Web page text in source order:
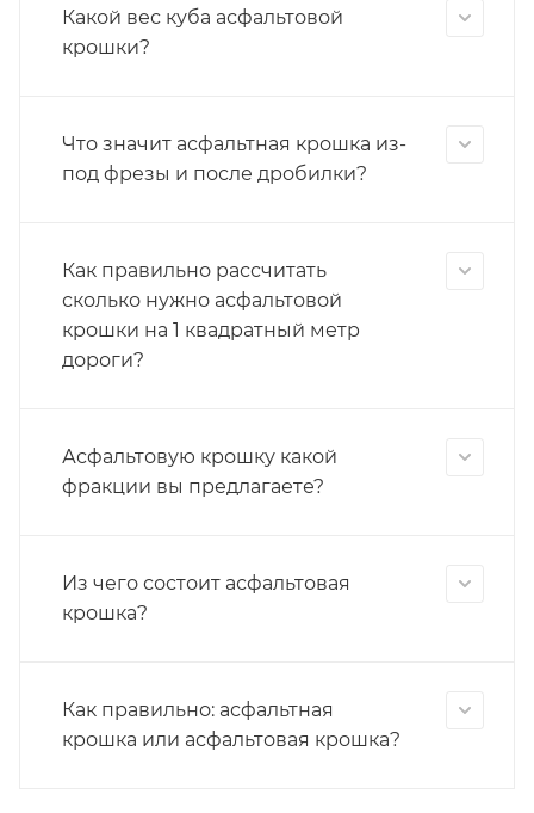
Какой вес куба асфальтовой
крошки?
Что значит асфальтная крошка из-
под фрезы и после дробилки?
Как правильно рассчитать
сколько нужно асфальтовой
крошки на 1 квадратный метр
дороги?
Асфальтовую крошку какой
фракции вы предлагаете?
Из чего состоит асфальтовая
крошка?
Как правильно: асфальтная
крошка или асфальтовая крошка?